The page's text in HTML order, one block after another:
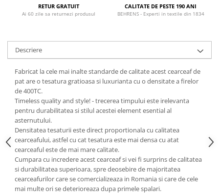
RETUR GRATUIT
Ai 60 zile sa returnezi produsul
CALITATE DE PESTE 190 ANI
BEHRENS - Experti in textile din 1834
Descriere
Fabricat la cele mai inalte standarde de calitate acest cearceaf de
pat are o tesatura gratioasa si luxurianta cu o densitate a firelor
de 400TC.
Timeless quality and style! - trecerea timpului este irelevanta
pentru durabilitatea si stilul acestei element esential al
asternutului.
Densitatea tesaturii este direct proportionala cu calitatea
cearceafului, astfel cu cat tesatura este mai densa cu atat
cearceaful este de mai mare calitate.
Cumpara cu incredere acest cearceaf si vei fi surprins de calitatea
si durabilitatea superioara, spre deosebire de majoritatea
cearceafurilor care se comercializeaza in Romania si care de cele
mai multe ori se deterioreaza dupa primele spalari.